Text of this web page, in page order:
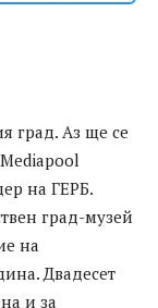
град. Аз ще се
на ГЕРБ.
град-музей
на
Двадесет
и за